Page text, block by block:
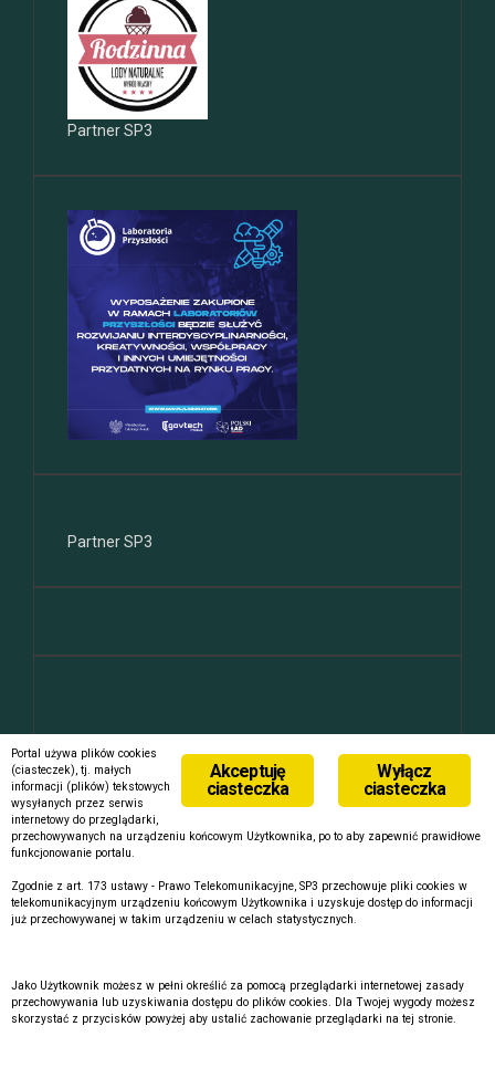
Partner SP3
Partner SP3
ekipa
Zaloguj się
Kanał wpisów
Kanał komentarzy
WordPress.org
Wyłącz
ciasteczka
Akceptuję
ciasteczka
Portal używa plików cookies
(ciasteczek), tj. małych
informacji (plików) tekstowych
wysyłanych przez serwis
internetowy do przeglądarki,
przechowywanych na urządzeniu końcowym Użytkownika, po to aby zapewnić prawidłowe
funkcjonowanie portalu.
Zgodnie z art. 173 ustawy - Prawo Telekomunikacyjne, SP3 przechowuje pliki cookies w
telekomunikacyjnym urządzeniu końcowym Użytkownika i uzyskuje dostęp do informacji
już przechowywanej w takim urządzeniu w celach statystycznych.
Jako Użytkownik możesz w pełni określić za pomocą przeglądarki internetowej zasady
przechowywania lub uzyskiwania dostępu do plików cookies. Dla Twojej wygody możesz
skorzystać z przycisków powyżej aby ustalić zachowanie przeglądarki na tej stronie.